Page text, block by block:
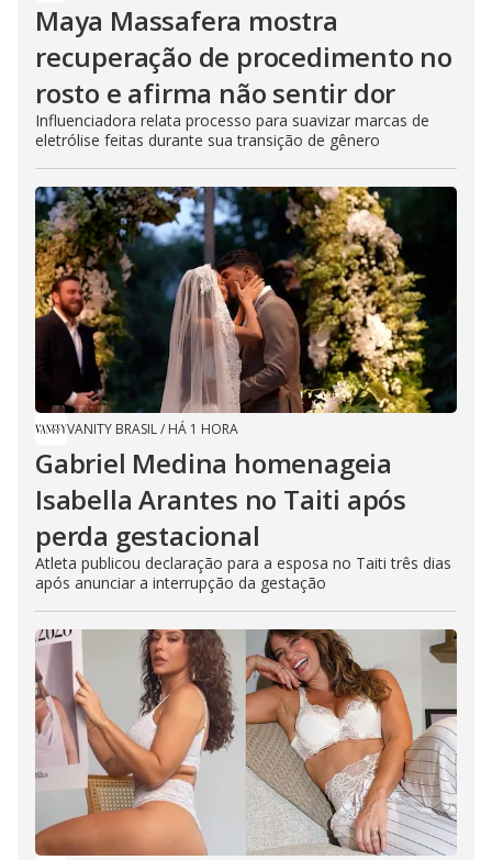
Maya Massafera mostra
recuperação de procedimento no
rosto e afirma não sentir dor
Influenciadora relata processo para suavizar marcas de
eletrólise feitas durante sua transição de gênero
VANITY BRASIL/ HÁ 1 HORA
Gabriel Medina homenageia
Isabella Arantes no Taiti após
perda gestacional
Atleta publicou declaração para a esposa no Taiti três dias
após anunciar a interrupção da gestação